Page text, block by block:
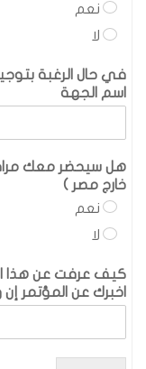
نعم
لا
في حال الرغبة
اسم الجهة
هل سيحضر معك
خارج مصر )
نعم
لا
كيف عرفت عن هذا
اخبرك عن المؤتمر